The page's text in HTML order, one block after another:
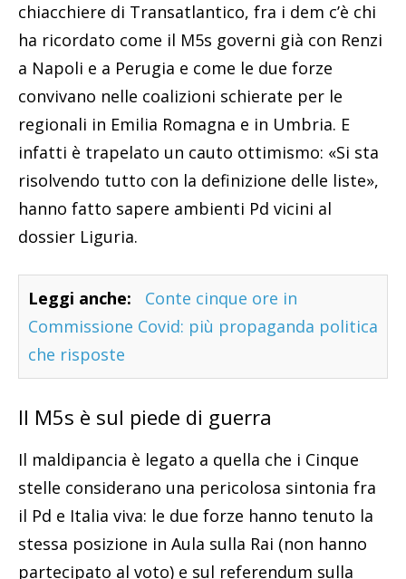
chiacchiere di Transatlantico, fra i dem c’è chi
ha ricordato come il M5s governi già con Renzi
a Napoli e a Perugia e come le due forze
convivano nelle coalizioni schierate per le
regionali in Emilia Romagna e in Umbria. E
infatti è trapelato un cauto ottimismo: «Si sta
risolvendo tutto con la definizione delle liste»,
hanno fatto sapere ambienti Pd vicini al
dossier Liguria.
Leggi anche:
Conte cinque ore in
Commissione Covid: più propaganda politica
che risposte
Il M5s è sul piede di guerra
Il maldipancia è legato a quella che i Cinque
stelle considerano una pericolosa sintonia fra
il Pd e Italia viva: le due forze hanno tenuto la
stessa posizione in Aula sulla Rai (non hanno
partecipato al voto) e sul referendum sulla